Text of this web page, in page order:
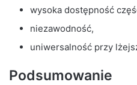
wysoka dostępność
niezawodność,
uniwersalność przy
Podsumowanie